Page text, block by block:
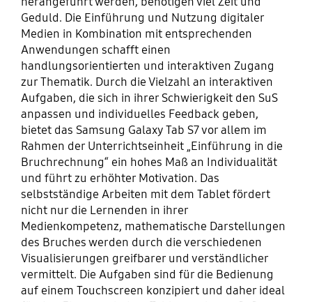
Geduld. Die Einführung und Nutzung digitaler
Medien in Kombination mit entsprechenden
Anwendungen schafft einen
handlungsorientierten und interaktiven Zugang
zur Thematik. Durch die Vielzahl an interaktiven
Aufgaben, die sich in ihrer Schwierigkeit den SuS
anpassen und individuelles Feedback geben,
bietet das Samsung Galaxy Tab S7 vor allem im
Rahmen der Unterrichtseinheit „Einführung in die
Bruchrechnung“ ein hohes Maß an Individualität
und führt zu erhöhter Motivation. Das
selbstständige Arbeiten mit dem Tablet fördert
nicht nur die Lernenden in ihrer
Medienkompetenz, mathematische Darstellungen
des Bruches werden durch die verschiedenen
Visualisierungen greifbarer und verständlicher
vermittelt. Die Aufgaben sind für die Bedienung
auf einem Touchscreen konzipiert und daher ideal